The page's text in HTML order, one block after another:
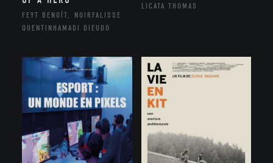
FEYT BENOÎT, NOIRFALISSE
QUENTINHAMADI DIEUDO
LICATA THOMAS